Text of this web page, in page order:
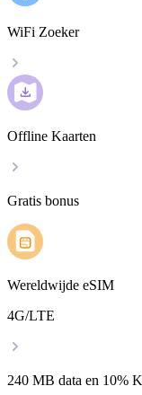
WiFi Zoeker
Offline Kaarten
Gratis bonus
Wereldwijde eSIM
4G/LTE
240 MB data en 10%